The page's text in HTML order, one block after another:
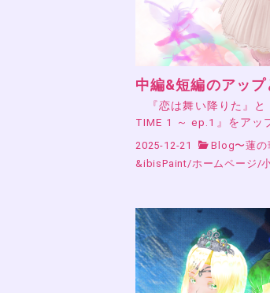
中編&短編のアッ
『恋は舞い降りた』と
TIME 1 ～ ep.1』をアッ
2025-12-21 Blog〜蓮の
&ibisPaint/ホームページ /